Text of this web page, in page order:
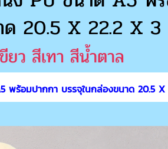
พร้อมปากกา บรรจุในกล่องขนาด 20.5 X